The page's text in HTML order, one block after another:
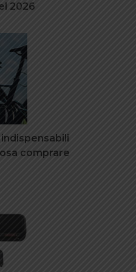
2026
comprare